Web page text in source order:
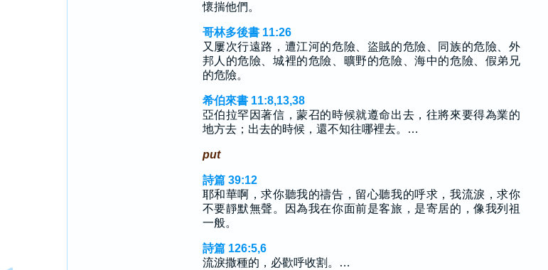
懷揣他們。
哥林多後書 11:26
又屢次行遠路，遭江河的危險、盜賊的危險、同族的危險、外
邦人的危險、城裡的危險、曠野的危險、海中的危險、假弟兄
的危險。
希伯來書 11:8,13,38
亞伯拉罕因著信，蒙召的時候就遵命出去，往將來要得為業的
地方去；出去的時候，還不知往哪裡去。…
put
詩篇 39:12
耶和華啊，求你聽我的禱告，留心聽我的呼求，我流淚，求你
不要靜默無聲。因為我在你面前是客旅，是寄居的，像我列祖
一般。
詩篇 126:5,6
流淚撒種的，必歡呼收割。…